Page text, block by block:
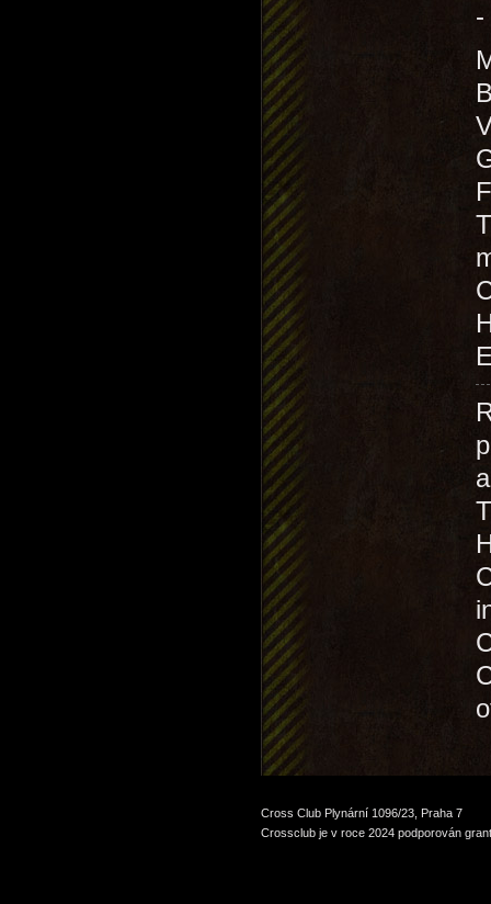
-
Cross Club Plynární 1096/23, Praha 7
Crossclub je v roce 2024 podporován